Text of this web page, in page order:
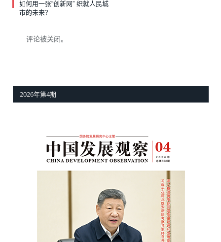
如何用一张“创新网” 织就人民城
市的未来？
评论被关闭。
2026年第4期